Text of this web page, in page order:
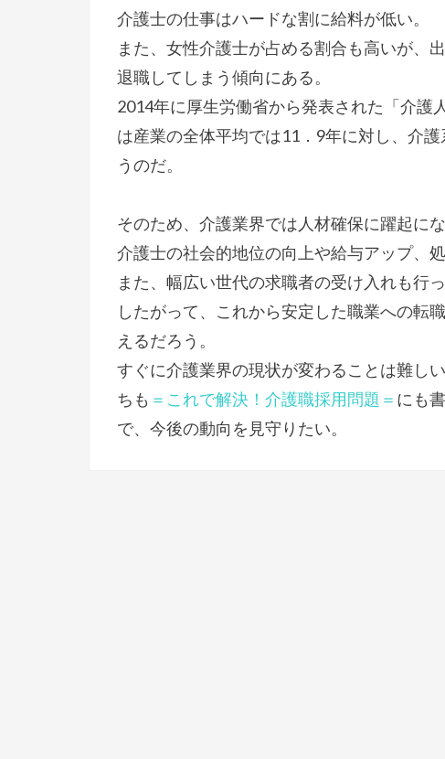
介護士の仕事はハードな割に給料が低い。
また、女性介護士が占める割合も高いが、
退職してしまう傾向にある。
2014年に厚生労働省から発表された「介護
は産業の全体平均では11．9年に対し、介
うのだ。
そのため、介護業界では人材確保に躍起にな
介護士の社会的地位の向上や給与アップ、
また、幅広い世代の求職者の受け入れも行っ
したがって、これから安定した職業への転
えるだろう。
すぐに介護業界の現状が変わることは難し
ちも ＝ これで解決！介護職採用問題 ＝ にも
で、今後の動向を見守りたい。